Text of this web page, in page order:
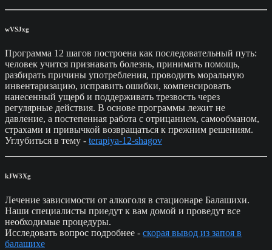
wVSJxg
Программа 12 шагов построена как последовательный путь:
человек учится признавать болезнь, принимать помощь,
разбирать причины употребления, проводить моральную
инвентаризацию, исправить ошибки, компенсировать
нанесенный ущерб и поддерживать трезвость через
регулярные действия. В основе программы лежит не
давление, а постепенная работа с отрицанием, самообманом,
страхами и привычкой возвращаться к прежним решениям.
Углубиться в тему - terapiya-12-shagov
kJW3Xg
Лечение зависимости от алкоголя в стационаре Балашихи.
Наши специалисты приедут к вам домой и проведут все
необходимые процедуры.
Исследовать вопрос подробнее - скорая вывод из запоя в
балашихе